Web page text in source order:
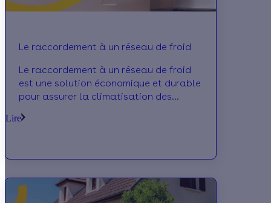
Le raccordement à un réseau de froid
Le raccordement à un réseau de froid
est une solution économique et durable
pour assurer la climatisation des
consommation d’énergie.
Lire